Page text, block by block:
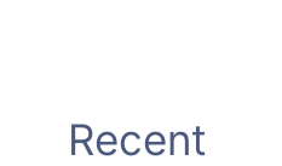
Recent